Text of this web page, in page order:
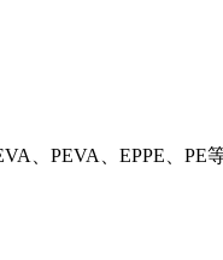
、PEVA、EPPE、PE